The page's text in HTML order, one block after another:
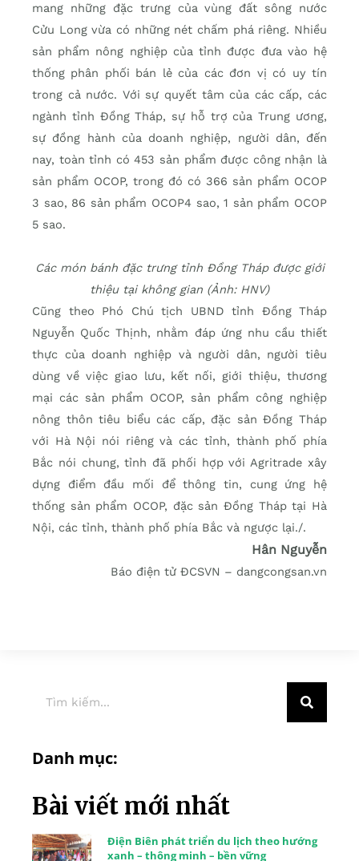
mang những đặc trưng của vùng đất sông nước
Cửu Long vừa có những nét chấm phá riêng. Nhiều
sản phẩm nông nghiệp của tỉnh được đưa vào hệ
thống phân phối bán lẻ của các đơn vị có uy tín
trong cả nước. Với sự quyết tâm của các cấp, các
ngành tỉnh Đồng Tháp, sự hỗ trợ của Trung ương,
sự đồng hành của doanh nghiệp, người dân, đến
nay, toàn tỉnh có 453 sản phẩm được công nhận là
sản phẩm OCOP, trong đó có 366 sản phẩm OCOP
3 sao, 86 sản phẩm OCOP4 sao, 1 sản phẩm OCOP
5 sao.
Các món bánh đặc trưng tỉnh Đồng Tháp được giới
thiệu tại không gian (Ảnh: HNV)
Cũng theo Phó Chú tịch UBND tỉnh Đồng Tháp
Nguyễn Quốc Thịnh, nhằm đáp ứng nhu cầu thiết
thực của doanh nghiệp và người dân, người tiêu
dùng về việc giao lưu, kết nối, giới thiệu, thương
mại các sản phẩm OCOP, sản phẩm công nghiệp
nông thôn tiêu biểu các cấp, đặc sản Đồng Tháp
với Hà Nội nói riêng và các tỉnh, thành phố phía
Bắc nói chung, tỉnh đã phối hợp với Agritrade xây
dựng điểm đầu mối để thông tin, cung ứng hệ
thống sản phẩm OCOP, đặc sản Đồng Tháp tại Hà
Nội, các tỉnh, thành phố phía Bắc và ngược lại./.
Hân Nguyễn
Báo điện tử ĐCSVN – dangcongsan.vn
Danh mục:
Bài viết mới nhất
Điện Biên phát triển du lịch theo hướng
xanh – thông minh – bền vững